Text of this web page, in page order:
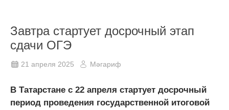
Завтра стартует досрочный этап
сдачи ОГЭ
21 апреля 2025 Мәгариф
В Татарстане с 22 апреля стартует досрочный
период проведения государственной итоговой